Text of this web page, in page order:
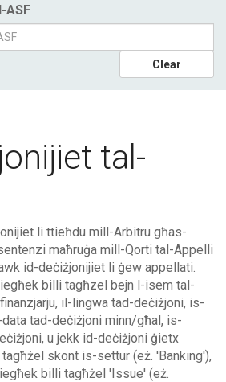
ASF
Clear
tal-
li ttieħdu mill-Arbitru għas-
maħruġa mill-Qorti tal-Appelli
id-deċiżjonijiet li ġew appellati.
billi tagħzel bejn l-isem tal-
il-lingwa tad-deċiżjoni, is-
tad-deċiżjoni minn/għal, is-
u jekk id-deċiżjoni ġietx
skont is-settur (eż. 'Banking'),
billi tagħżel 'Issue' (eż.